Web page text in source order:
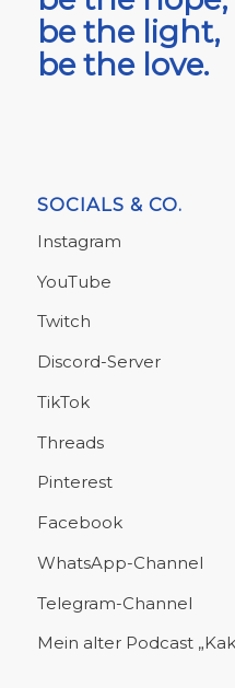
be the light,
be the love.
SOCIALS & CO.
Instagram
YouTube
Twitch
Discord-Server
TikTok
Threads
Pinterest
Facebook
WhatsApp-Channel
Telegram-Channel
Mein alter Podcast